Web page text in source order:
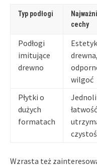
Typ podłogi
cechy
Podłogi
imitujące
drewno
drewna,
wilgoć
Płytki o
dużych
formatach
Wzrasta też